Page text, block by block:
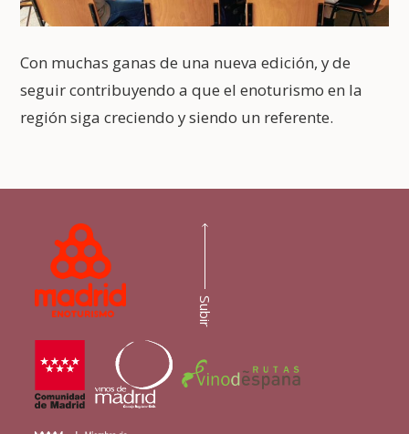
Con muchas ganas de una nueva edición, y de
seguir contribuyendo a que el enoturismo en la
región siga creciendo y siendo un referente.
Subir